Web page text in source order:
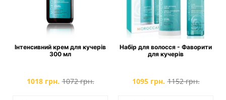
Інтенсивний крем для кучерів
300 мл
1018 грн. 1072 грн.
Набір для волосся - Фаворити
для кучерів
1095 грн. 1152 грн.